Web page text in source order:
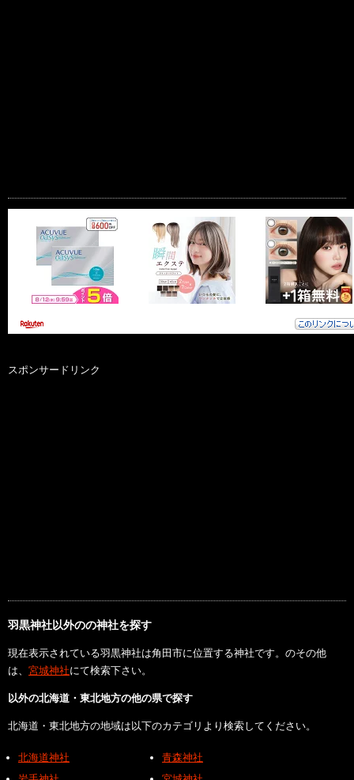
スポンサードリンク
羽黒神社以外のの神社を探す
現在表示されている羽黒神社は角田市に位置する神社です。のその他
は、 宮城神社にて検索下さい。
以外の北海道・東北地方の他の県で探す
北海道・東北地方の地域は以下のカテゴリより検索してください。
北海道神社
青森神社